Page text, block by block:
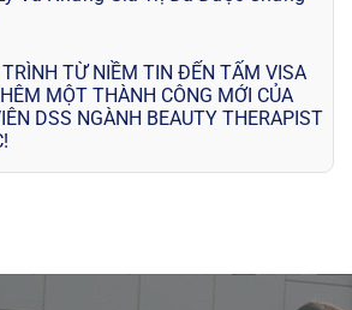
TỪ NIỀM TIN ĐẾN TẤM VISA
MỘT THÀNH CÔNG MỚI CỦA
DSS NGÀNH BEAUTY THERAPIST